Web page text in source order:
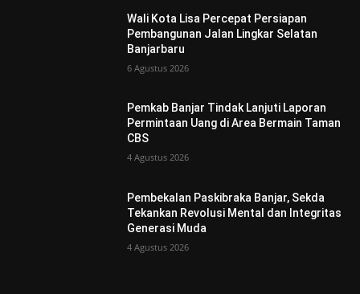
Wali Kota Lisa Percepat Persiapan
Pembangunan Jalan Lingkar Selatan
Banjarbaru
6 Agustus 2026
Pemkab Banjar Tindak Lanjuti Laporan
Permintaan Uang di Area Bermain Taman
CBS
4 Agustus 2026
Pembekalan Paskibraka Banjar, Sekda
Tekankan Revolusi Mental dan Integritas
Generasi Muda
4 Agustus 2026